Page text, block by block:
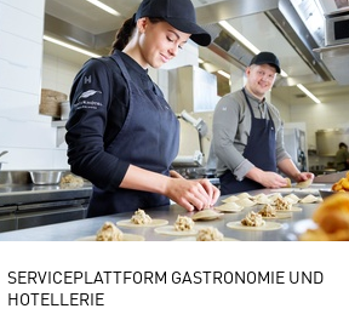
SERVICEPLATTFORM GASTRONOMIE UND
HOTELLERIE